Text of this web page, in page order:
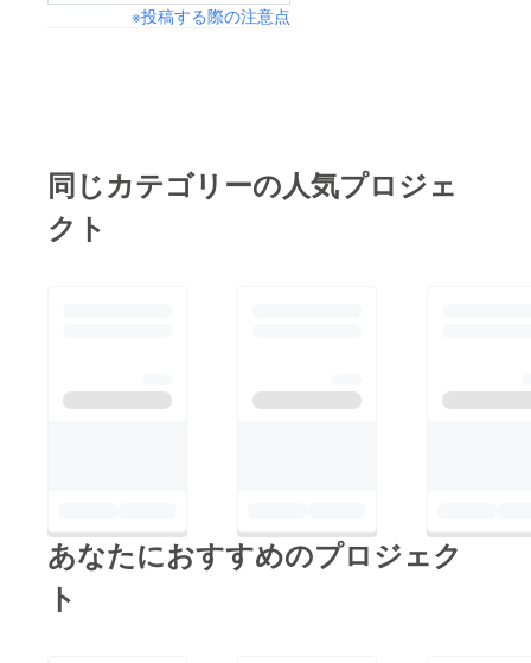
※投稿する際の注意点
加。
芝居の稽古
供むけのお
供の素直さ
純粋さにふ
同じカテゴリーの人気プロジェ
クト
あなたにおすすめのプロジェク
ト